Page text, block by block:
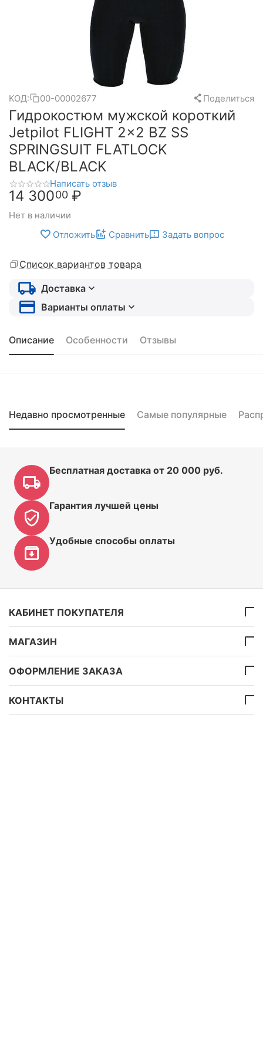
КОД: 00-00002677 Поделиться
Гидрокостюм мужской короткий
Jetpilot FLIGHT 2x2 BZ SS
SPRINGSUIT FLATLOCK
BLACK/BLACK
Написать отзыв
14 30000 ₽
Нет в наличии
Отложить
Сравнить Задать вопрос
Список вариантов товара
Доставка
Варианты оплаты
Описание Особенности Отзывы
Недавно просмотренные Самые популярные
Бесплатная доставка от 20 000 руб.
Гарантия лучшей цены
Удобные способы оплаты
КАБИНЕТ ПОКУПАТЕЛЯ
МАГАЗИН
ОФОРМЛЕНИЕ ЗАКАЗА
КОНТАКТЫ